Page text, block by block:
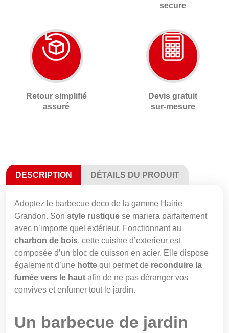
secure
Retour simplifié
assuré
Devis gratuit
sur-mesure
DESCRIPTION DÉTAILS DU PRODUIT
Adoptez le barbecue deco de la gamme Hairie
Grandon. Son style rustique se mariera parfaitement
avec n’importe quel extérieur. Fonctionnant au
charbon de bois, cette cuisine d’exterieur est
composée d’un bloc de cuisson en acier. Elle dispose
également d’une hotte qui permet de reconduire la
fumée vers le haut afin de ne pas déranger vos
convives et enfumer tout le jardin.
Un barbecue de jardin